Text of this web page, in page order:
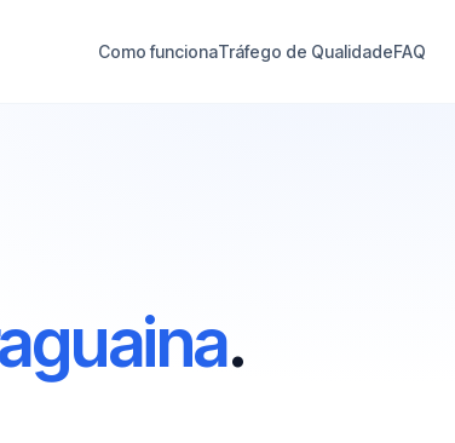
Como funcionaTráfego de QualidadeFAQ
.